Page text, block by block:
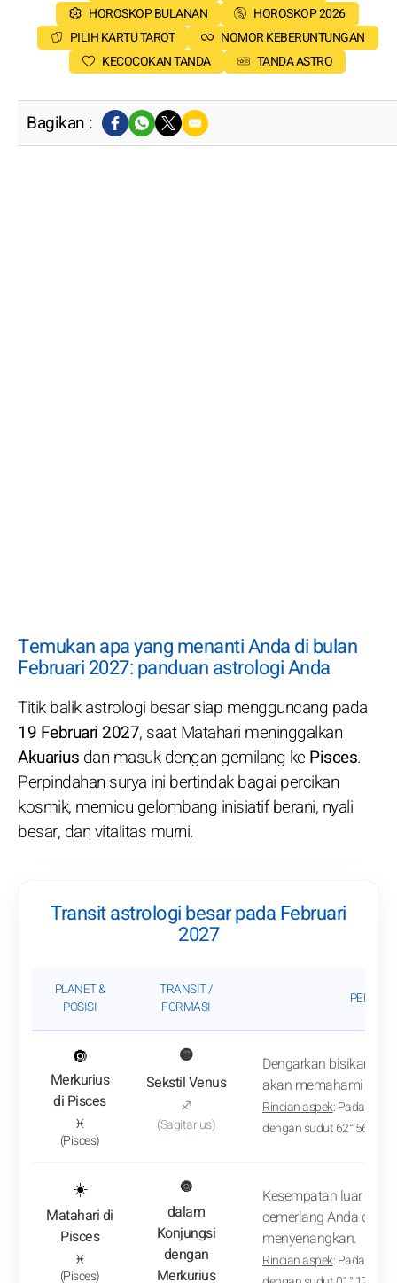
HOROSKOP BULANAN
HOROSKOP 2026
PILIH KARTU TAROT
NOMOR KEBERUNTUNGAN
KECOCOKAN TANDA
TANDA ASTRO
Bagikan :
Temukan apa yang menanti Anda di bulan
Februari 2027: panduan astrologi Anda
Titik balik astrologi besar siap mengguncang pada
19 Februari 2027, saat Matahari meninggalkan
Akuarius dan masuk dengan gemilang kePisces.
Perpindahan surya ini bertindak bagai percikan
kosmik, memicu gelombang inisiatif berani, nyali
besar, dan vitalitas murni.
Transit astrologi besar pada Februari
2027
PLANET &
POSISI
TRANSIT /
FORMASI
🔘
Merkurius
di Pisces
: Lihat analisis transit
♓
(Pisces)
🟡
Sekstil Venus
♐
(Sagitarius)
Dengarkan bisikan
akan memahami
Rincian aspek: Pada 1
dengan sudut 62° 56'
☀️
Matahari di
Pisces
: Lihat analisis transit
♓
(Pisces)
🔘
dalam
Konjungsi
dengan
Merkurius
Kesempatan luar
cemerlang Anda dan
menyenangkan.
Rincian aspek: Pada 19